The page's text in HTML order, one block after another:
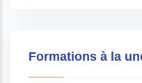
Formations à la